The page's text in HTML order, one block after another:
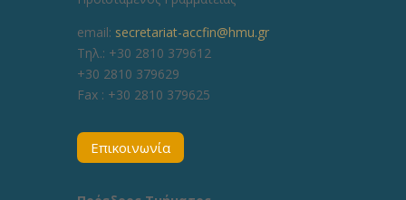
email: secretariat-accfin@hmu.gr
Τηλ.: +30 2810 379612
+30 2810 379629
Fax : +30 2810 379625
Επικοινωνία